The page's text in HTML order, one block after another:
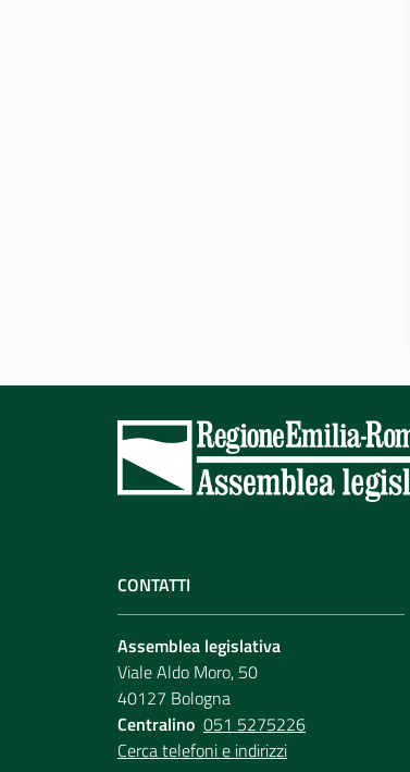
CONTATTI
Assemblea legislativa
Viale Aldo Moro, 50
40127 Bologna
Centralino 051 5275226
Cerca telefoni e indirizzi